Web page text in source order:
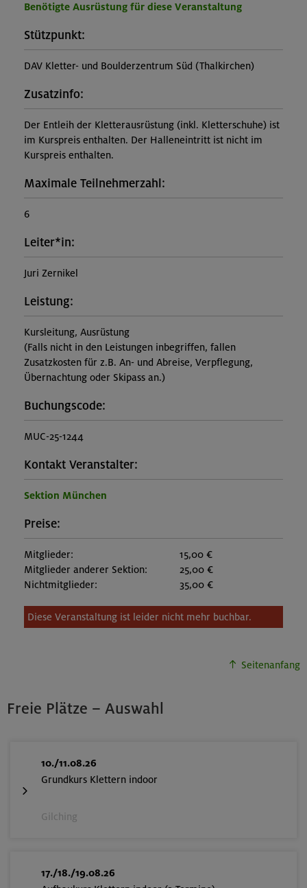
Benötigte Ausrüstung für diese Veranstaltung
Stützpunkt:
DAV Kletter- und Boulderzentrum Süd (Thalkirchen)
Zusatzinfo:
Der Entleih der Kletterausrüstung (inkl. Kletterschuhe) ist
im Kurspreis enthalten. Der Halleneintritt ist nicht im
Kurspreis enthalten.
Maximale Teilnehmerzahl:
6
Leiter*in:
Juri Zernikel
Leistung:
Kursleitung, Ausrüstung
(Falls nicht in den Leistungen inbegriffen, fallen
Zusatzkosten für z.B. An- und Abreise, Verpflegung,
Übernachtung oder Skipass an.)
Buchungscode:
MUC-25-1244
Kontakt Veranstalter:
Sektion München
Preise:
Mitglieder:
15,00 €
Mitglieder anderer Sektion:
25,00 €
Nichtmitglieder:
35,00 €
Diese Veranstaltung ist leider nicht mehr buchbar.
Seitenanfang
Freie Plätze – Auswahl
10./11.08.26
Grundkurs Klettern indoor
Gilching
17./18./19.08.26